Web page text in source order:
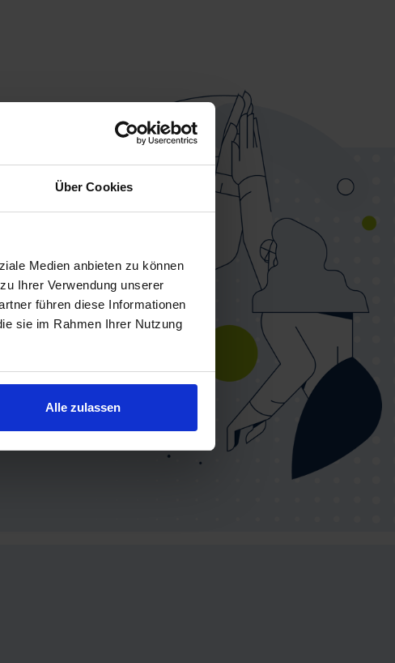
Über Cookies
Medien anbieten zu können
Ihrer Verwendung unserer
führen diese Informationen
sie im Rahmen Ihrer Nutzung
Alle zulassen